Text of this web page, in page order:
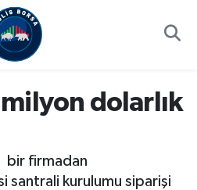
dolarlık
bir firmadan
santrali kurulumu siparişi
ve Fikstür